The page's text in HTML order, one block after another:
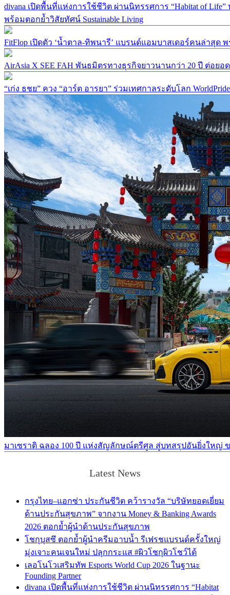
divana เปิดพื้นที่แห่งการใช้ชีวิต ผ่านนิทรรศการ “Habitat of
พร้อมตอกย้ำวิสัยทัศน์ Sustainable Living
FitFlop เปิดตัว ‘น้ำตาล-ทิพนารี’ แบรนด์แอมบาสเดอร์คนล่าสุด
AirAsia X SEE FAH พันธมิตรทางธุรกิจยาวนานกว่า 20 ปี ต่อ
“เก่ง ธชย” ควง “อาร์ต อารยา” ร่วมเทศกาลระดับโลก
มาเซราติ ฉลอง 100 ปี แห่งสัญลักษณ์ตรีศูล สู่บทสรุปอันยิ่งใหญ่
Latest News
กรุงไทย–แอกซ่า ประกันชีวิต คว้ารางวัล “บริษัทยอดเยี่ยม
ด้านประกันสุขภาพ” จากงาน Money & Banking Awards
2026 ตอกย้ำผู้นำด้านประกันสุขภาพ
โชกุบุสซึ ตอกย้ำผู้นำครีมอาบน้ำ รีเฟรชแบรนด์ครั้งใหญ่
มุ่งเจาะคนเจนใหม่ ปลุกกระแส #ผิวโชกุผิวโชว์ได้
เลอโนโวเสริมทัพ Esports World Cup 2026 ในฐานะ
Founding Partner
divana เปิดพื้นที่แห่งการใช้ชีวิต ผ่านนิทรรศการ “Habitat